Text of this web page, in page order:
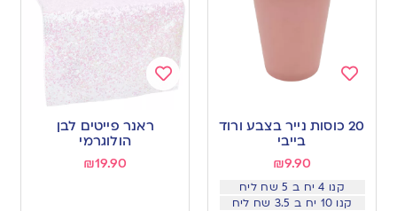
to
wishlist
20 כוסות נייר בצבע ורוד
בייבי
₪9.90
קנו 4 יח ב 5 שח ליח
קנו 10 יח ב 3.5 שח ליח
Add
wishlist
ראנר פייטים לבן
הולוגרמי
₪19.90